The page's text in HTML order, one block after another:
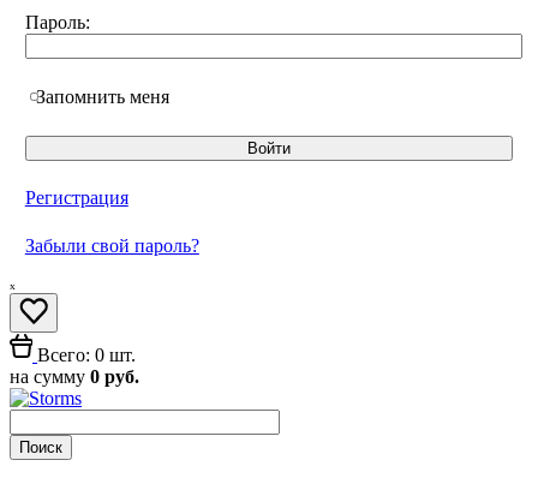
Пароль:
Запомнить меня
Регистрация
Забыли свой пароль?
ₓ
Всего: 0 шт.
на сумму 0 руб.